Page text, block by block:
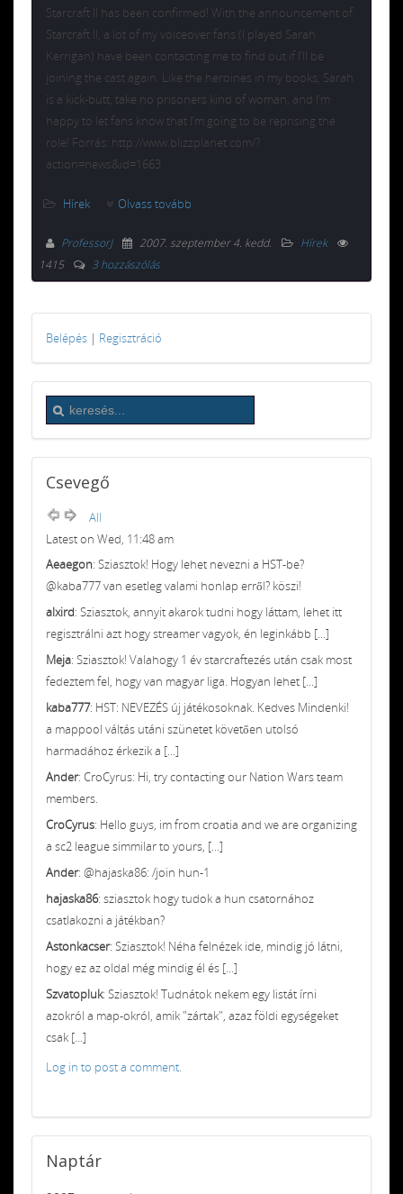
Starcraft II has been confirmed! With the announcement of
Starcraft II, a lot of my voiceover fans (I played Sarah
Kerrigan) have been contacting me to find out if I’ll be
joining the cast again. Like the heroines in my books, Sarah
is a kick-butt, take no prisoners kind of woman, and I’m
happy to let fans know that I’m going to be reprising the
role! Forrás: http://www.blizzplanet.com/?
action=news&id=1663
Hírek Olvass tovább
ProfessorJ 2007. szeptember 4. kedd.
Hírek
1415
3 hozzászólás
Belépés | Regisztráció
Csevegő
All
Latest on Wed, 11:48 am
Aeaegon: Sziasztok! Hogy lehet nevezni a HST-be?
@kaba777 van esetleg valami honlap erről? köszi!
alxird: Sziasztok, annyit akarok tudni hogy láttam, lehet itt
regisztrálni azt hogy streamer vagyok, én leginkább [...]
Meja: Sziasztok! Valahogy 1 év starcraftezés után csak most
fedeztem fel, hogy van magyar liga. Hogyan lehet [...]
kaba777: HST: NEVEZÉS új játékosoknak. Kedves Mindenki!
a mappool váltás utáni szünetet követően utolsó
harmadához érkezik a [...]
Ander: CroCyrus: Hi, try contacting our Nation Wars team
members.
CroCyrus: Hello guys, im from croatia and we are organizing
a sc2 league simmilar to yours, [...]
Ander: @hajaska86: /join hun-1
hajaska86: sziasztok hogy tudok a hun csatornához
csatlakozni a játékban?
Astonkacser: Sziasztok! Néha felnézek ide, mindig jó látni,
hogy ez az oldal még mindig él és [...]
Szvatopluk: Sziasztok! Tudnátok nekem egy listát írni
azokról a map-okról, amik "zártak", azaz földi egységeket
csak [...]
Log in to post a comment.
Naptár